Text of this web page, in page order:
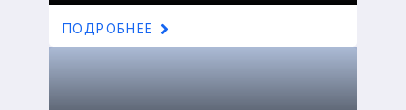
ПОДРОБНЕЕ